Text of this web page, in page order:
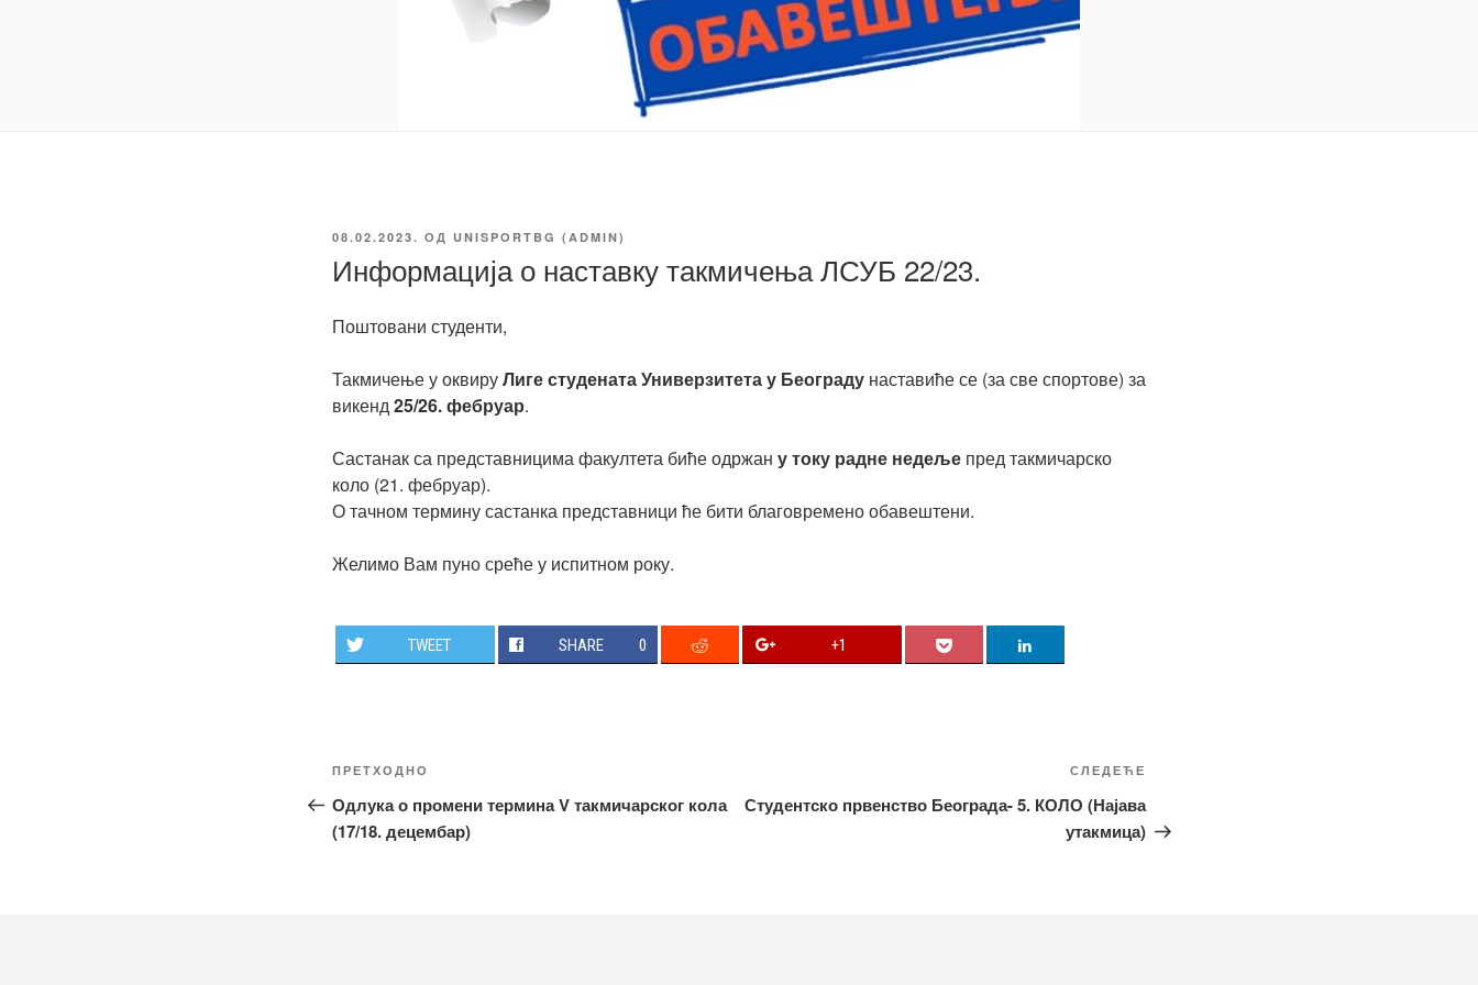
ОБЈАВЉЕНО
08.02.2023. ОД UNISPORTBG (ADMIN)
Информација о наставку такмичења ЛСУБ 22/23.
Поштовани студенти,
Такмичење у оквируЛиге студената Универзитета у Београду наставиће се (за све спортове) за
викенд25/26. фебруар.
Састанак са представницима факултета биће одржан у току радне недеље пред такмичарско
коло (21. фебруар).
О тачном термину састанка представници ће бити благовремено обавештени.
Желимо Вам пуно среће у испитном року.
TWEET SHARE 0 +1
Кретање
чланка
Претходни
чланак
ПРЕТХОДНО
Одлука о промени термина V такмичарског кола
(17/18. децембар)
чланак
СЛЕДЕЋЕ
Студентско првенство Београда- 5. КОЛО (Најава
утакмица)